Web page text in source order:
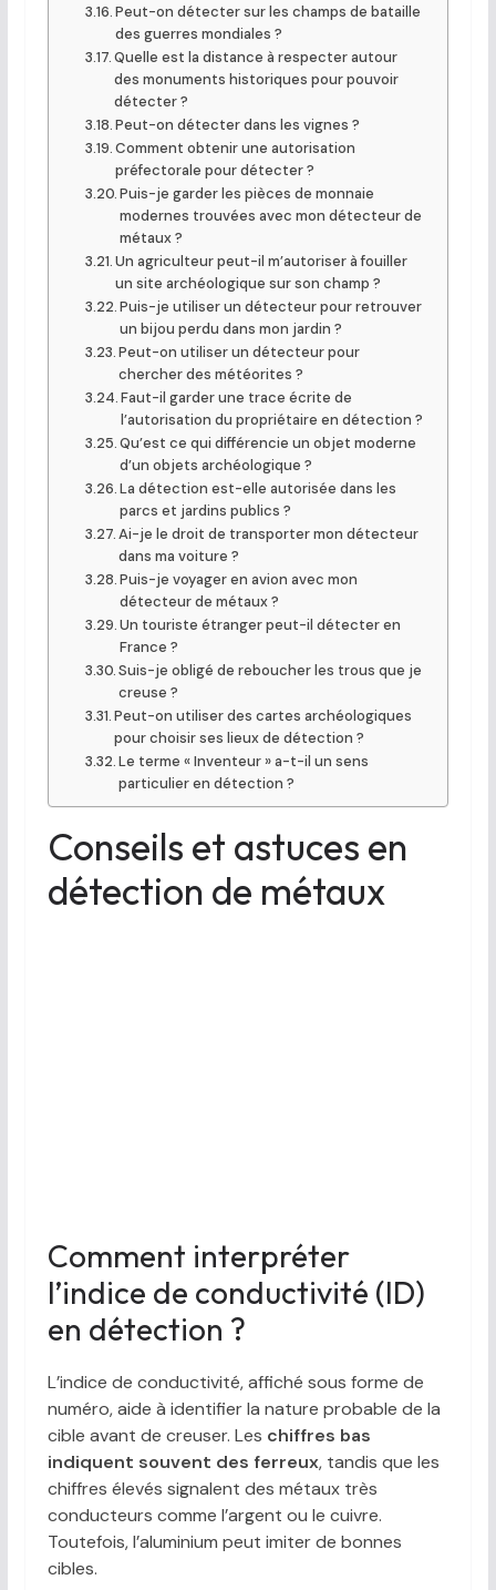
Peut-on détecter sur les champs de bataille
des guerres mondiales ?
Quelle est la distance à respecter autour
des monuments historiques pour pouvoir
détecter ?
Peut-on détecter dans les vignes ?
Comment obtenir une autorisation
préfectorale pour détecter ?
Puis-je garder les pièces de monnaie
modernes trouvées avec mon détecteur de
métaux ?
Un agriculteur peut-il m’autoriser à fouiller
un site archéologique sur son champ ?
Puis-je utiliser un détecteur pour retrouver
un bijou perdu dans mon jardin ?
Peut-on utiliser un détecteur pour
chercher des météorites ?
Faut-il garder une trace écrite de
l’autorisation du propriétaire en détection ?
Qu’est ce qui différencie un objet moderne
d’un objets archéologique ?
La détection est-elle autorisée dans les
parcs et jardins publics ?
Ai-je le droit de transporter mon détecteur
dans ma voiture ?
Puis-je voyager en avion avec mon
détecteur de métaux ?
Un touriste étranger peut-il détecter en
France ?
Suis-je obligé de reboucher les trous que je
creuse ?
Peut-on utiliser des cartes archéologiques
pour choisir ses lieux de détection ?
Le terme « Inventeur » a-t-il un sens
particulier en détection ?
Conseils et astuces en
détection de métaux
Comment interpréter
l’indice de conductivité (ID)
en détection ?
L’indice de conductivité, affiché sous forme de
numéro, aide à identifier la nature probable de la
cible avant de creuser. Les chiffres bas
indiquent souvent des ferreux, tandis que les
chiffres élevés signalent des métaux très
conducteurs comme l’argent ou le cuivre.
Toutefois, l’aluminium peut imiter de bonnes
cibles.